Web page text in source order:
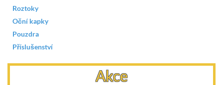
Roztoky
Oční kapky
Pouzdra
Příslušenství
Akce